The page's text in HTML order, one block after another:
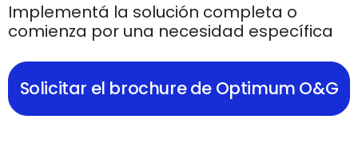
Implementá la solución completa o
comienza por una necesidad específica
Solicitar el brochure de Optimum O&G